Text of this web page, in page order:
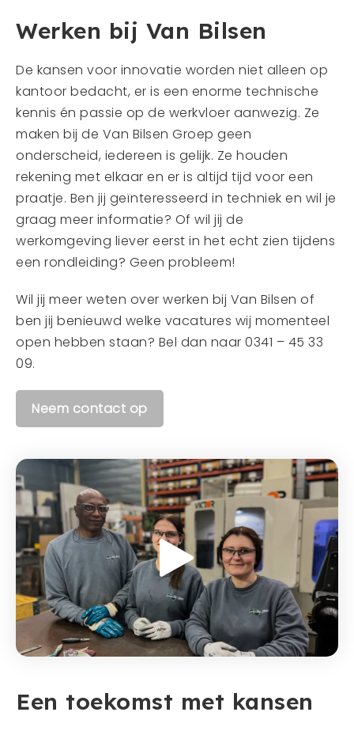
Werken bij Van Bilsen
De kansen voor innovatie worden niet alleen op
kantoor bedacht, er is een enorme technische
kennis én passie op de werkvloer aanwezig. Ze
maken bij de Van Bilsen Groep geen
onderscheid, iedereen is gelijk. Ze houden
rekening met elkaar en er is altijd tijd voor een
praatje. Ben jij geïnteresseerd in techniek en wil je
graag meer informatie? Of wil jij de
werkomgeving liever eerst in het echt zien tijdens
een rondleiding? Geen probleem!
Wil jij meer weten over werken bij Van Bilsen of
ben jij benieuwd welke vacatures wij momenteel
open hebben staan? Bel dan naar 0341 – 45 33
09.
Neem contact op
Een toekomst met kansen